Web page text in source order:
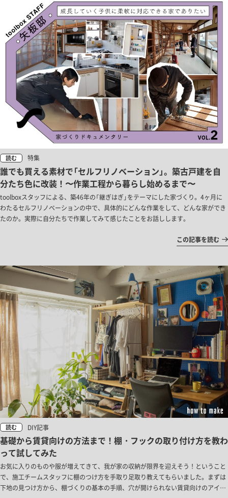
読む 特集
誰でも買える素材で「セルフリノベーション」。築古戸建を自
分たち色に改装！〜作業工程から暮らし始めるまで〜
toolboxスタッフによる、築46年の「継ぎはぎ」をテーマにした家づくり。4ヶ月に
わたるセルフリノベーションの中で、具体的にどんな作業をして、どんな家ができ
たのか。実際に自分たちで作業してみて感じたことをお話しします。
この記事を読む
読む DIY記事
基礎から賃貸向けの方法まで！棚・フックの取り付け方を教わ
って試してみた
お気に入りのものや服が増えてきて、我が家の収納が限界を迎えそう！ということ
で、施工チームスタッフに棚のつけ方を手取り足取り教えてもらいました。まずは
下地の見つけ方から、棚づくりの基本の手順、穴が開けられない賃貸向けのアイデ